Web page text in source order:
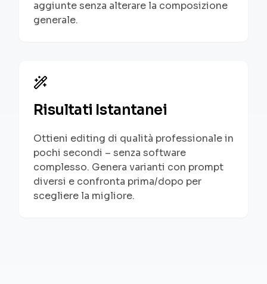
aggiunte senza alterare la composizione
generale.
Risultati Istantanei
Ottieni editing di qualità professionale in
pochi secondi – senza software
complesso. Genera varianti con prompt
diversi e confronta prima/dopo per
scegliere la migliore.